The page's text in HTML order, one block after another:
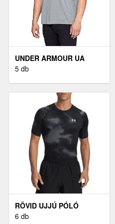
UNDER ARMOUR UA
SPORTSTYLE SS RÖVID
5 db
RÖVID UJJÚ PÓLÓ
UNDER ARMOUR UA HG
6 db